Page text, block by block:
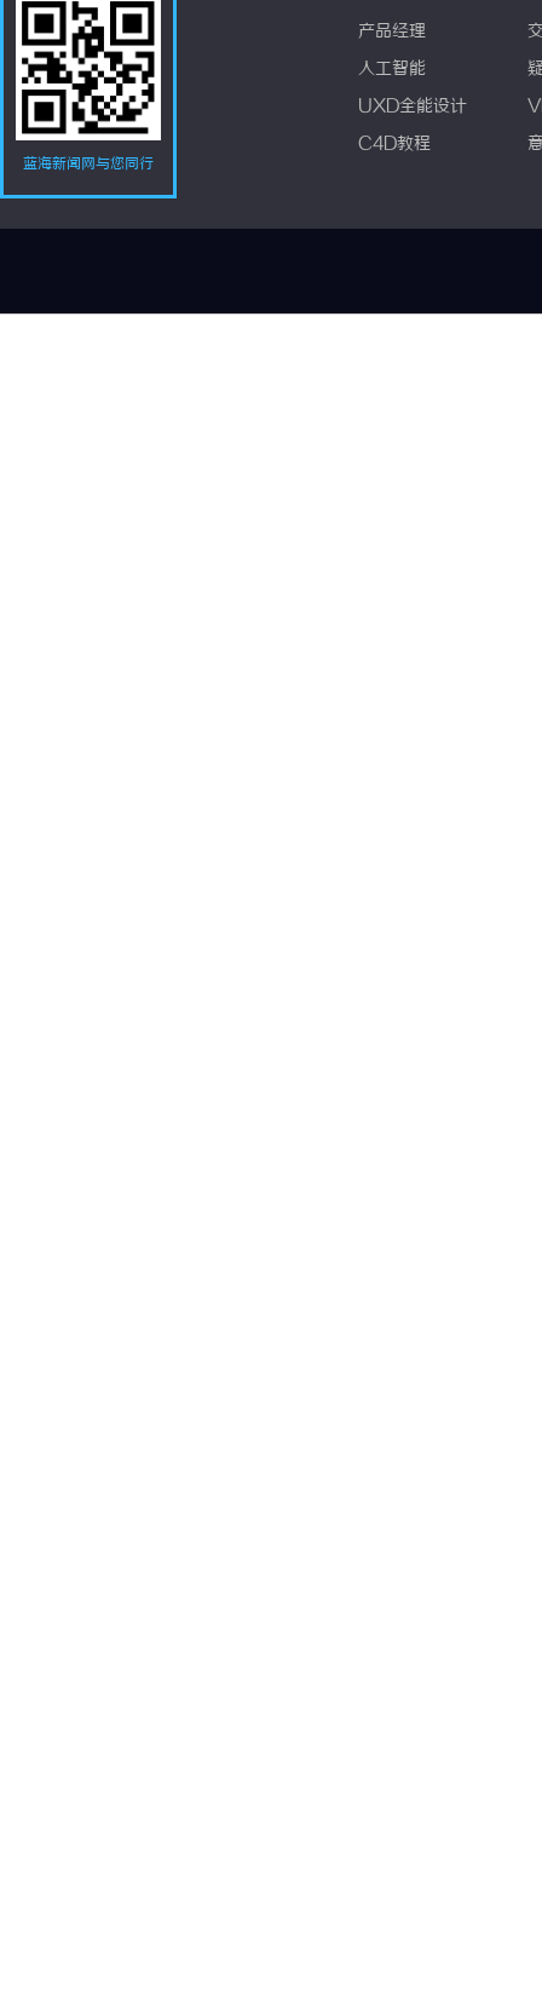
蓝海新闻网与您同行
产品经理
人工智能
UXD全能设计
C4D教程